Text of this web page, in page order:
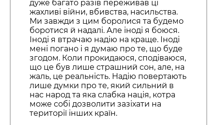
дуже багато разів переживав ці
жахливі війни, вбивства, насильства.
Ми завжди з цим боролися та будемо
боротися й надалі. Але іноді я боюся.
Іноді я втрачаю надію на краще. Іноді
мені погано і я думаю про те, що буде
згодом. Коли прокидаюся, сподіваюся,
що це був лише страшний сон, але, на
жаль, це реальність. Надію повертають
лише думки про те, який сильний в
нас народ та яка слабка нація, котра
може собі дозволити зазіхати на
території інших країн.